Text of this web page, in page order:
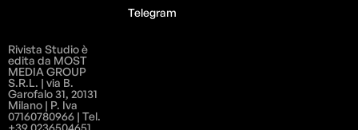
Telegram
Rivista Studio è
edita da MOST
MEDIA GROUP
S.R.L. | via B.
Garofalo 31, 20131
Milano | P. Iva
07160780966 | Tel.
+39 0236504651